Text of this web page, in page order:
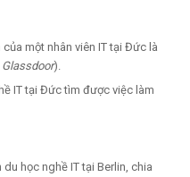
một nhân viên IT tại Đức là
Glassdoor).
IT tại Đức tìm được việc làm
học nghề IT tại Berlin, chia